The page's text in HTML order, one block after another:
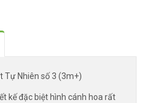
Tự Nhiên số 3 (3m+)
kế đặc biệt hình cánh hoa rất